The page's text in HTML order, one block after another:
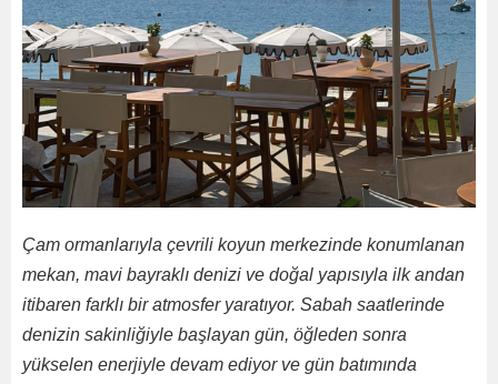
Çam ormanlarıyla çevrili koyun merkezinde konumlanan
mekan, mavi bayraklı denizi ve doğal yapısıyla ilk andan
itibaren farklı bir atmosfer yaratıyor. Sabah saatlerinde
denizin sakinliğiyle başlayan gün, öğleden sonra
yükselen enerjiyle devam ediyor ve gün batımında